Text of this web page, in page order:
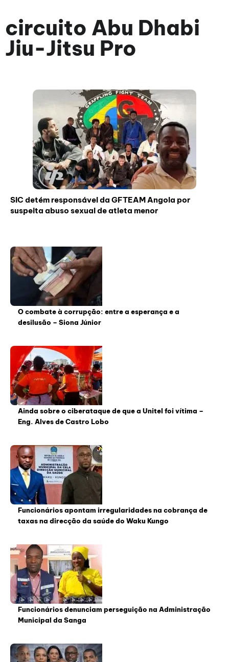
circuito Abu Dhabi
Jiu-Jitsu Pro
SIC detém responsável da GFTEAM Angola por
suspeita abuso sexual de atleta menor
O combate à corrupção: entre a esperança e a
desilusão – Siona Júnior
Ainda sobre o ciberataque de que a Unitel foi vítima –
Eng. Alves de Castro Lobo
Funcionários apontam irregularidades na cobrança de
taxas na direcção da saúde do Waku Kungo
Funcionários denunciam perseguição na Administração
Municipal da Sanga